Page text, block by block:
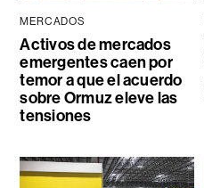
MERCADOS
Activos de mercados
emergentes caen por
temor a que el acuerdo
sobre Ormuz eleve las
tensiones